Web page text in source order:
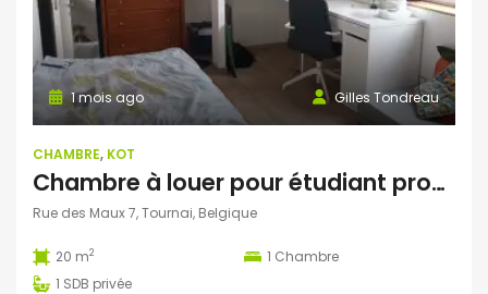
Gilles Tondreau
1 mois ago
CHAMBRE, KOT
Chambre à louer pour étudiant proche Grand place de Tournai
Rue des Maux 7, Tournai, Belgique
20 m2 1 Chambre
1 SDB privée